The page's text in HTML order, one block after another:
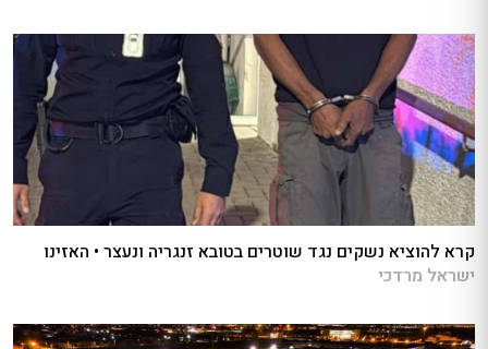
קרא להוציא נשקים נגד שוטרים בטובא זנגריה ונעצר • האזינו
ישראל מרדכי